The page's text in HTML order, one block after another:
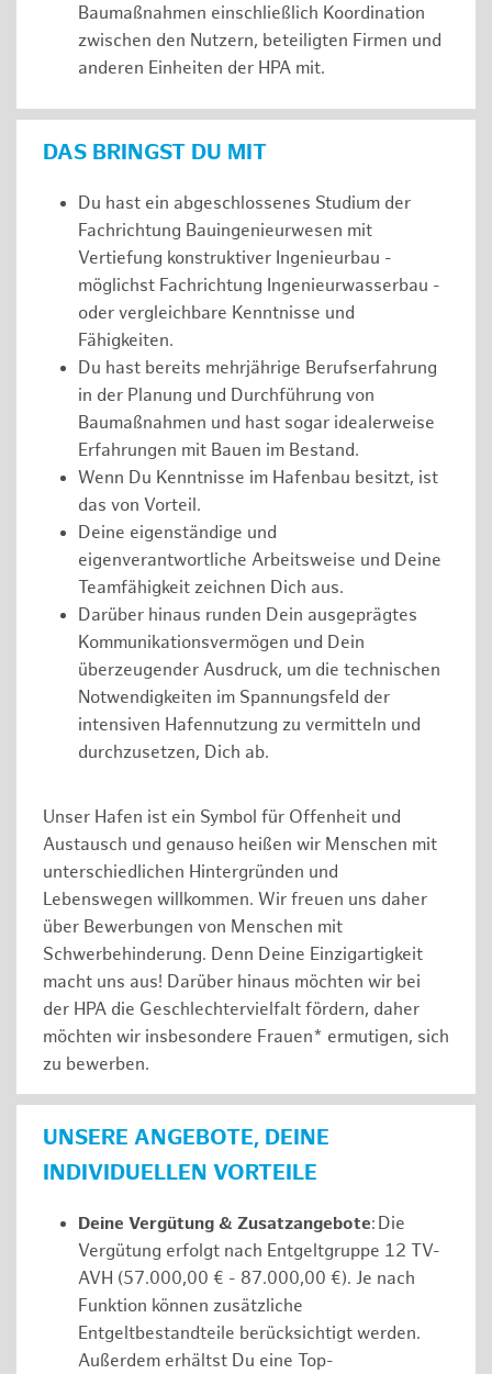
Baumaßnahmen einschließlich Koordination
zwischen den Nutzern, beteiligten Firmen und
anderen Einheiten der HPA mit.
DAS BRINGST DU MIT
Du hast ein abgeschlossenes Studium der
Fachrichtung Bauingenieurwesen mit
Vertiefung konstruktiver Ingenieurbau -
möglichst Fachrichtung Ingenieurwasserbau -
oder vergleichbare Kenntnisse und
Fähigkeiten.
Du hast bereits mehrjährige Berufserfahrung
in der Planung und Durchführung von
Baumaßnahmen und hast sogar idealerweise
Erfahrungen mit Bauen im Bestand.
Wenn Du Kenntnisse im Hafenbau besitzt, ist
das von Vorteil.
Deine eigenständige und
eigenverantwortliche Arbeitsweise und Deine
Teamfähigkeit zeichnen Dich aus.
Darüber hinaus runden Dein ausgeprägtes
Kommunikationsvermögen und Dein
überzeugender Ausdruck, um die technischen
Notwendigkeiten im Spannungsfeld der
intensiven Hafennutzung zu vermitteln und
durchzusetzen, Dich ab.
Unser Hafen ist ein Symbol für Offenheit und
Austausch und genauso heißen wir Menschen mit
unterschiedlichen Hintergründen und
Lebenswegen willkommen. Wir freuen uns daher
über Bewerbungen von Menschen mit
Schwerbehinderung. Denn Deine Einzigartigkeit
macht uns aus! Darüber hinaus möchten wir bei
der HPA die Geschlechtervielfalt fördern, daher
möchten wir insbesondere Frauen* ermutigen, sich
zu bewerben.
UNSERE ANGEBOTE, DEINE
INDIVIDUELLEN VORTEILE
Deine Vergütung & Zusatzangebote: Die
Vergütung erfolgt nach Entgeltgruppe 12 TV-
AVH (57.000,00 € - 87.000,00 €). Je nach
Funktion können zusätzliche
Entgeltbestandteile berücksichtigt werden.
Außerdem erhältst Du eine Top-